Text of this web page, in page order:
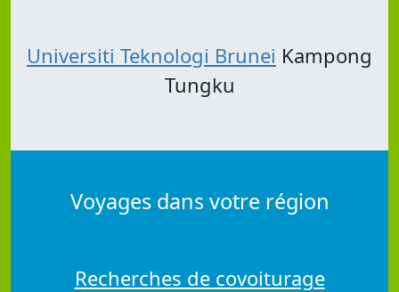
Universiti Teknologi Brunei Kampong
Tungku
Voyages dans votre région
Recherches de covoiturage